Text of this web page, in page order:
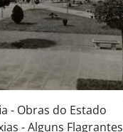
- Obras do Estado
- Alguns Flagrantes